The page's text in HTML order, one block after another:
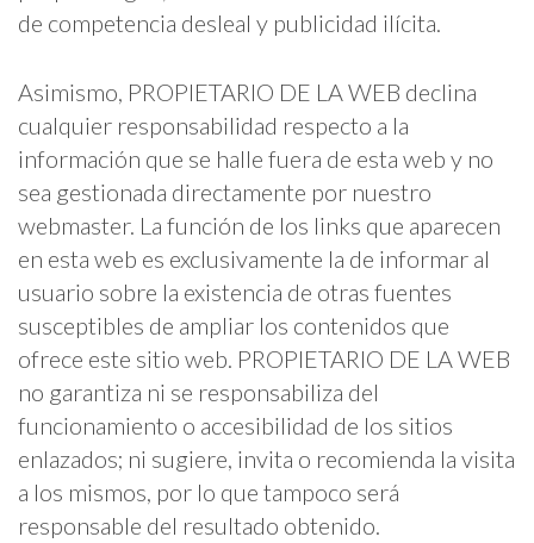
de competencia desleal y publicidad ilícita.
Asimismo, PROPIETARIO DE LA WEB declina
cualquier responsabilidad respecto a la
información que se halle fuera de esta web y no
sea gestionada directamente por nuestro
webmaster. La función de los links que aparecen
en esta web es exclusivamente la de informar al
usuario sobre la existencia de otras fuentes
susceptibles de ampliar los contenidos que
ofrece este sitio web. PROPIETARIO DE LA WEB
no garantiza ni se responsabiliza del
funcionamiento o accesibilidad de los sitios
enlazados; ni sugiere, invita o recomienda la visita
a los mismos, por lo que tampoco será
responsable del resultado obtenido.